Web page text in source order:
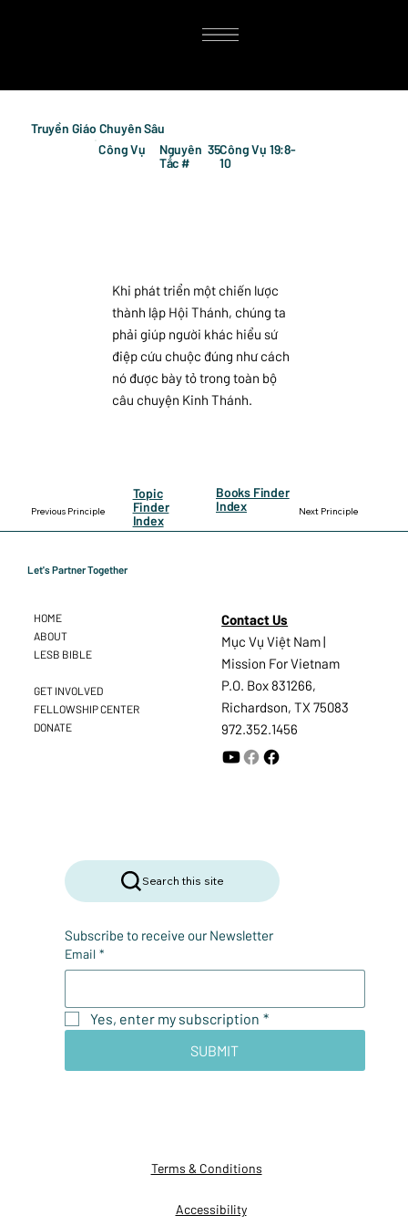
Previous Principle
Topic
Finder
Index
Books Finder
Index
Next Principle
Truyền Giáo Chuyên Sâu
Công Vụ
Nguyên
Tắc #
35Công Vụ 19:8-
10
Khi phát triển một chiến lược
thành lập Hội Thánh, chúng ta
phải giúp người khác hiểu sứ
điệp cứu chuộc đúng như cách
nó được bày tỏ trong toàn bộ
câu chuyện Kinh Thánh.
Let's Partner Together
Terms & Conditions
Accessibility
Search this site
Subscribe to receive our Newsletter
Email *
Yes, enter my subscription *
SUBMIT
Contact Us
Mục Vụ Việt Nam |
Mission For Vietnam
P.O. Box 831266,
Richardson, TX 75083
972.352.1456
HOME
ABOUT
LESB BIBLE
GET INVOLVED
FELLOWSHIP CENTER
DONATE